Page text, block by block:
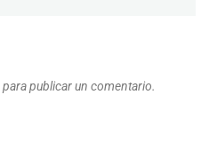
para publicar un comentario.